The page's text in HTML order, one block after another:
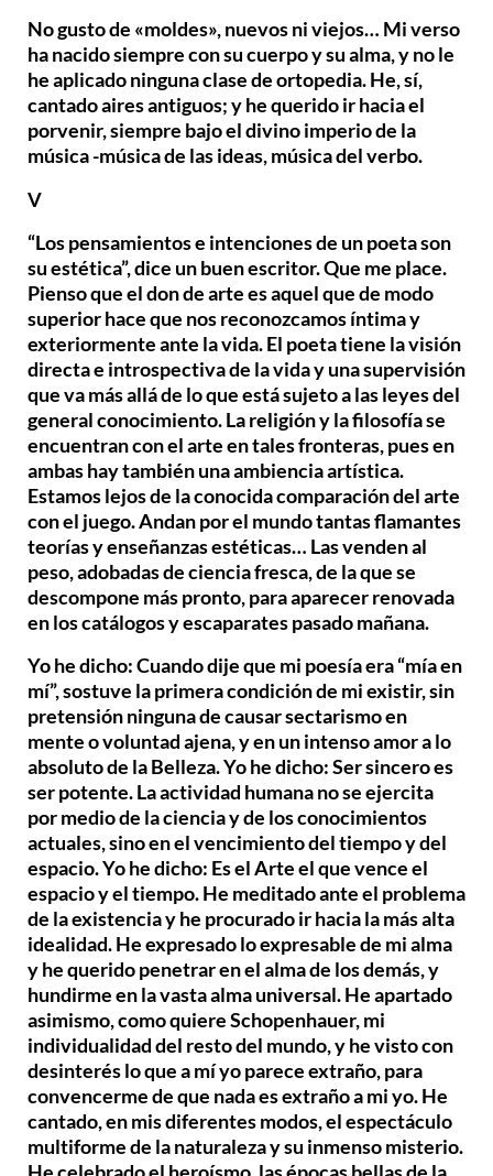
No gusto de «moldes», nuevos ni viejos… Mi verso
ha nacido siempre con su cuerpo y su alma, y no le
he aplicado ninguna clase de ortopedia. He, sí,
cantado aires antiguos; y he querido ir hacia el
porvenir, siempre bajo el divino imperio de la
música -música de las ideas, música del verbo.
V
“Los pensamientos e intenciones de un poeta son
su estética”, dice un buen escritor. Que me place.
Pienso que el don de arte es aquel que de modo
superior hace que nos reconozcamos íntima y
exteriormente ante la vida. El poeta tiene la visión
directa e introspectiva de la vida y una supervisión
que va más allá de lo que está sujeto a las leyes del
general conocimiento. La religión y la filosofía se
encuentran con el arte en tales fronteras, pues en
ambas hay también una ambiencia artística.
Estamos lejos de la conocida comparación del arte
con el juego. Andan por el mundo tantas flamantes
teorías y enseñanzas estéticas… Las venden al
peso, adobadas de ciencia fresca, de la que se
descompone más pronto, para aparecer renovada
en los catálogos y escaparates pasado mañana.
Yo he dicho: Cuando dije que mi poesía era “mía en
mí”, sostuve la primera condición de mi existir, sin
pretensión ninguna de causar sectarismo en
mente o voluntad ajena, y en un intenso amor a lo
absoluto de la Belleza. Yo he dicho:Ser sincero es
ser potente. La actividad humana no se ejercita
por medio de la ciencia y de los conocimientos
actuales, sino en el vencimiento del tiempo y del
espacio. Yo he dicho: Es el Arte el que vence el
espacio y el tiempo. He meditado ante el problema
de la existencia y he procurado ir hacia la más alta
idealidad. He expresado lo expresable de mi alma
y he querido penetrar en el alma de los demás, y
hundirme en la vasta alma universal. He apartado
asimismo, como quiere Schopenhauer, mi
individualidad del resto del mundo, y he visto con
desinterés lo que a mí yo parece extraño, para
convencerme de que nada es extraño a mi yo. He
cantado, en mis diferentes modos, el espectáculo
multiforme de la naturaleza y su inmenso misterio.